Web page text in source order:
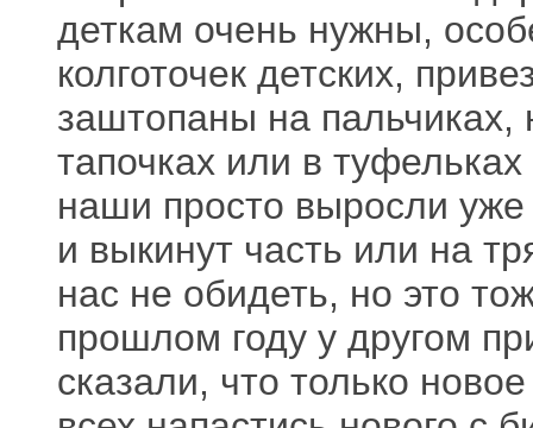
деткам очень нужны,
колготочек детских,
заштопаны на пальчиках,
тапочках или в
наши просто выросли
и выкинут часть или на
нас не обидеть, но это
прошлом году у другом
сказали, что только